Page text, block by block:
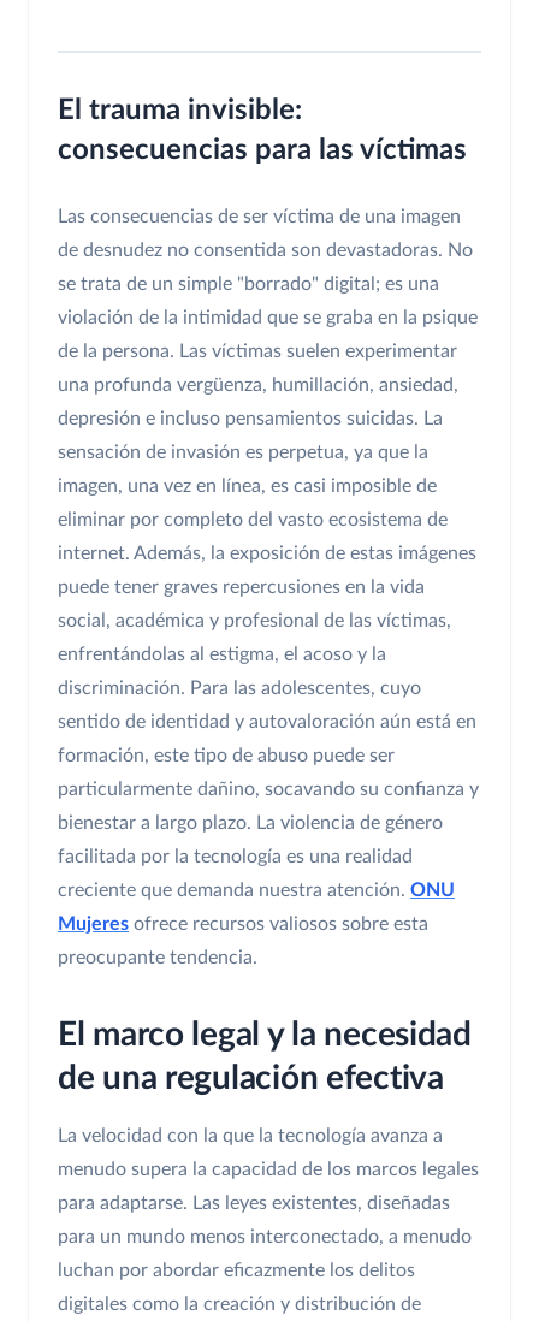
El trauma invisible:
consecuencias para las víctimas
Las consecuencias de ser víctima de una imagen
de desnudez no consentida son devastadoras. No
se trata de un simple "borrado" digital; es una
violación de la intimidad que se graba en la psique
de la persona. Las víctimas suelen experimentar
una profunda vergüenza, humillación, ansiedad,
depresión e incluso pensamientos suicidas. La
sensación de invasión es perpetua, ya que la
imagen, una vez en línea, es casi imposible de
eliminar por completo del vasto ecosistema de
internet. Además, la exposición de estas imágenes
puede tener graves repercusiones en la vida
social, académica y profesional de las víctimas,
enfrentándolas al estigma, el acoso y la
discriminación. Para las adolescentes, cuyo
sentido de identidad y autovaloración aún está en
formación, este tipo de abuso puede ser
particularmente dañino, socavando su confianza y
bienestar a largo plazo. La violencia de género
facilitada por la tecnología es una realidad
creciente que demanda nuestra atención. ONU
Mujeres ofrece recursos valiosos sobre esta
preocupante tendencia.
El marco legal y la necesidad
de una regulación efectiva
La velocidad con la que la tecnología avanza a
menudo supera la capacidad de los marcos legales
para adaptarse. Las leyes existentes, diseñadas
para un mundo menos interconectado, a menudo
luchan por abordar eficazmente los delitos
digitales como la creación y distribución de